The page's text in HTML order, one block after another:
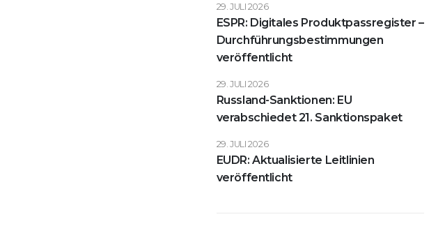
ESPR: Digitales Produktpassregister –
Durchführungsbestimmungen
veröffentlicht
29. JULI 2026
Russland-Sanktionen: EU
verabschiedet 21. Sanktionspaket
29. JULI 2026
EUDR: Aktualisierte Leitlinien
veröffentlicht
29. JULI 2026